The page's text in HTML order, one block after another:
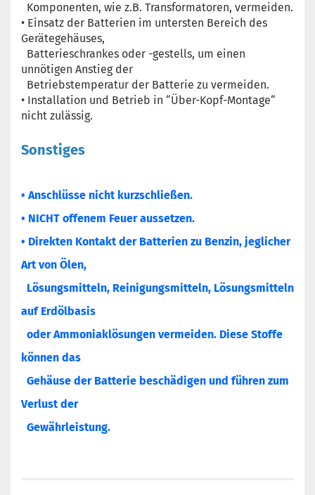
Komponenten, wie z.B. Transformatoren, vermeiden.
• Einsatz der Batterien im untersten Bereich des
Gerätegehäuses,
Batterieschrankes oder -gestells, um einen
unnötigen Anstieg der
Betriebstemperatur der Batterie zu vermeiden.
• Installation und Betrieb in “Über-Kopf-Montage“
nicht zulässig.
Sonstiges
• Anschlüsse nicht kurzschließen.
• NICHT offenem Feuer aussetzen.
• Direkten Kontakt der Batterien zu Benzin, jeglicher
Art von Ölen,
Lösungsmitteln, Reinigungsmitteln, Lösungsmitteln
auf Erdölbasis
oder Ammoniaklösungen vermeiden. Diese Stoffe
können das
Gehäuse der Batterie beschädigen und führen zum
Verlust der
Gewährleistung.